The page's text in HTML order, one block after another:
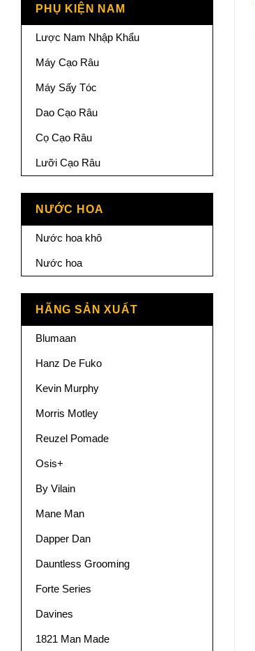
PHỤ KIỆN NAM
Lược Nam Nhập Khẩu
Máy Cạo Râu
Máy Sấy Tóc
Dao Cạo Râu
Cọ Cạo Râu
Lưỡi Cạo Râu
NƯỚC HOA
Nước hoa khô
Nước hoa
HÃNG SẢN XUẤT
Blumaan
Hanz De Fuko
Kevin Murphy
Morris Motley
Reuzel Pomade
Osis+
By Vilain
Mane Man
Dapper Dan
Dauntless Grooming
Forte Series
Davines
1821 Man Made